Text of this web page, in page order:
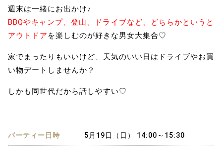
週末は一緒にお出かけ♪
BBQやキャンプ、登山、ドライブなど、どちらかというと
アウトドア を楽しむのが好きな男女大集合♡
家でまったりもいいけど、天気のいい日はドライブやお買
い物デートしませんか？
しかも同世代だから話しやすい♡
パーティー日時 5月19日（日） 14:00～15:30